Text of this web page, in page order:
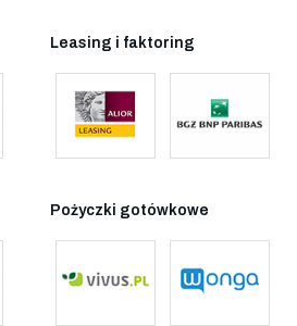
Leasing i faktoring
Pożyczki gotówkowe